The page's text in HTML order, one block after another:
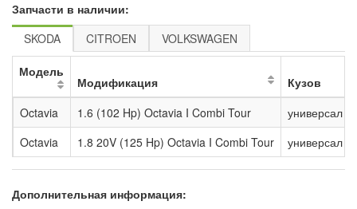
Запчасти в наличии:
SKODA
CITROEN VOLKSWAGEN
Модель
Модификация Кузов
Octavia
1.6 (102 Hp) Octavia I Combi Tour универсал
Octavia
1.8 20V (125 Hp) Octavia I Combi Tour универсал
Дополнительная информация: